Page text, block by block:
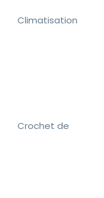
Climatisation
Crochet de